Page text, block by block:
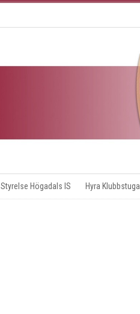
Styrelse Högadals IS Hyra Klubbstuga